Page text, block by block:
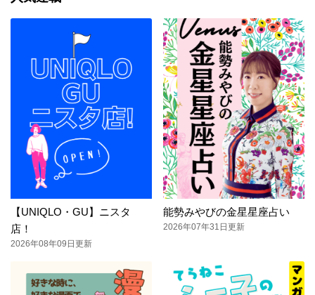
【UNIQLO・GU】ニスタ
店！
2026年08年09日更新
能勢みやびの金星星座占い
2026年07年31日更新